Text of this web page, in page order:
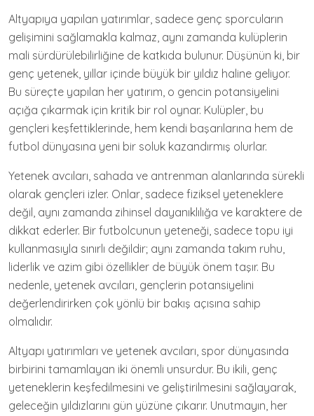
Altyapıya yapılan yatırımlar, sadece genç sporcuların
gelişimini sağlamakla kalmaz, aynı zamanda kulüplerin
mali sürdürülebilirliğine de katkıda bulunur. Düşünün ki, bir
genç yetenek, yıllar içinde büyük bir yıldız haline geliyor.
Bu süreçte yapılan her yatırım, o gencin potansiyelini
açığa çıkarmak için kritik bir rol oynar. Kulüpler, bu
gençleri keşfettiklerinde, hem kendi başarılarına hem de
futbol dünyasına yeni bir soluk kazandırmış olurlar.
Yetenek avcıları, sahada ve antrenman alanlarında sürekli
olarak gençleri izler. Onlar, sadece fiziksel yeteneklere
değil, aynı zamanda zihinsel dayanıklılığa ve karaktere de
dikkat ederler. Bir futbolcunun yeteneği, sadece topu iyi
kullanmasıyla sınırlı değildir; aynı zamanda takım ruhu,
liderlik ve azim gibi özellikler de büyük önem taşır. Bu
nedenle, yetenek avcıları, gençlerin potansiyelini
değerlendirirken çok yönlü bir bakış açısına sahip
olmalıdır.
Altyapı yatırımları ve yetenek avcıları, spor dünyasında
birbirini tamamlayan iki önemli unsurdur. Bu ikili, genç
yeteneklerin keşfedilmesini ve geliştirilmesini sağlayarak,
geleceğin yıldızlarını gün yüzüne çıkarır. Unutmayın, her